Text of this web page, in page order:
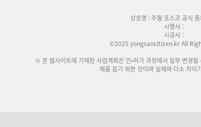
상호명 : 주월 포스코 공식
시행사 :
시공사 :
©2025 yongsancitizen.kr All
※ 본 웹사이트에 기재된 사업계획은 인•허가 과정에서 일부 변경
해를 돕기 위한 것이며 실제와 다소 차이